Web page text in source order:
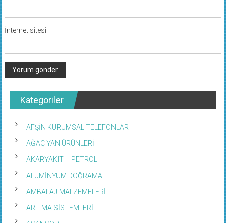
İnternet sitesi
Kategoriler
AFŞİN KURUMSAL TELEFONLAR
AĞAÇ YAN ÜRÜNLERİ
AKARYAKIT – PETROL
ALÜMİNYUM DOĞRAMA
AMBALAJ MALZEMELERİ
ARITMA SİSTEMLERİ